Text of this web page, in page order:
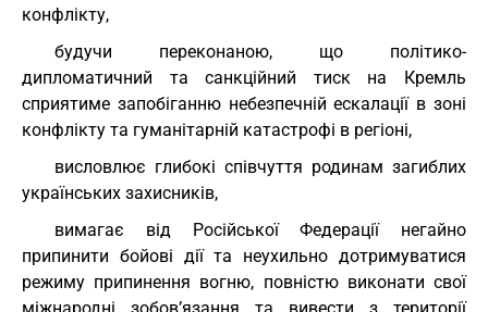
конфлікту,
будучи переконаною, що політико-
дипломатичний та санкційний тиск на Кремль
сприятиме запобіганню небезпечній ескалації в зоні
конфлікту та гуманітарній катастрофі в регіоні,
висловлює глибокі співчуття родинам загиблих
українських захисників,
вимагає від Російської Федерації негайно
припинити бойові дії та неухильно дотримуватися
режиму припинення вогню, повністю виконати свої